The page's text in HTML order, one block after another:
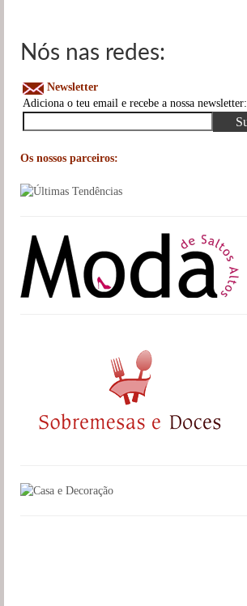
Nós nas redes:
Newsletter
Adiciona o teu email e recebe a nossa newsletter:
Os nossos parceiros: